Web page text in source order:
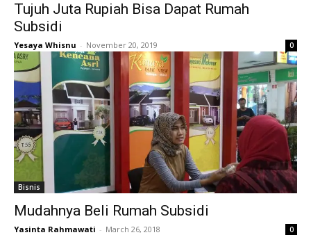
Tujuh Juta Rupiah Bisa Dapat Rumah
Subsidi
Yesaya Whisnu - November 20, 2019 0
Bisnis
Mudahnya Beli Rumah Subsidi
Yasinta Rahmawati - March 26, 2018 0